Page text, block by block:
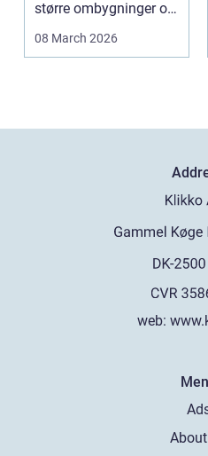
større ombygninger og
tilbygninger. N...
08 March 2026
web: